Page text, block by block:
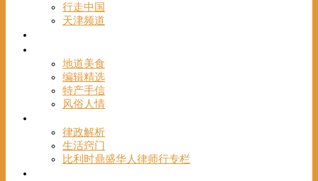
行走中国
天津频道
地道美食
编辑精选
特产手信
风俗人情
律政解析
生活窍门
比利时鼎盛华人律师行专栏